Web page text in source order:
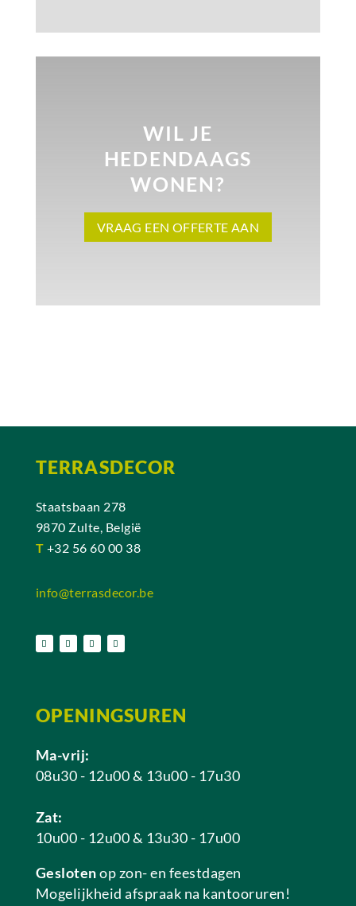
WIL JE
HEDENDAAGS
WONEN?
VRAAG EEN OFFERTE AAN
TERRASDECOR
Staatsbaan 278
9870 Zulte, België
T +32 56 60 00 38
info@terrasdecor.be
OPENINGSUREN
Ma-vrij:
08u30 - 12u00 & 13u00 - 17u30
Zat:
10u00 - 12u00 & 13u30 - 17u00
Geslotenop zon- en feestdagen
Mogelijkheid afspraak na kantooruren!